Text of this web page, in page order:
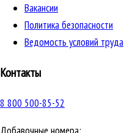
Вакансии
Политика безопасности
Ведомость условий труда
Контакты
8 800 500-85-52